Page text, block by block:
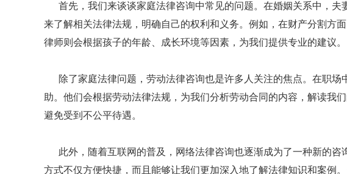
首先，我们来谈谈家庭法律咨询中常见的问题。在婚姻关系中，
来了解相关法律法规，明确自己的权利和义务。例如，在财产分割方
律师则会根据孩子的年龄、成长环境等因素，为我们提供专业的建议。
除了家庭法律问题，劳动法律咨询也是许多人关注的焦点。在职
助。他们会根据劳动法律法规，为我们分析劳动合同的内容，解读我
避免受到不公平待遇。
此外，随着互联网的普及，网络法律咨询也逐渐成为了一种新的
方式不仅方便快捷，而且能够让我们更加深入地了解法律知识和案例